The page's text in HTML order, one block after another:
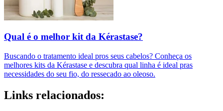
Qual é o melhor kit da Kérastase?
Buscando o tratamento ideal pros seus cabelos? Conheça os
melhores kits da Kérastase e descubra qual linha é ideal pras
necessidades do seu fio, do ressecado ao oleoso.
Links relacionados: